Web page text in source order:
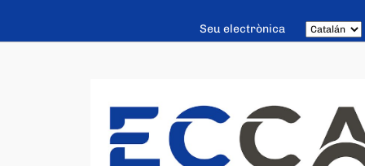
Seu electrònica